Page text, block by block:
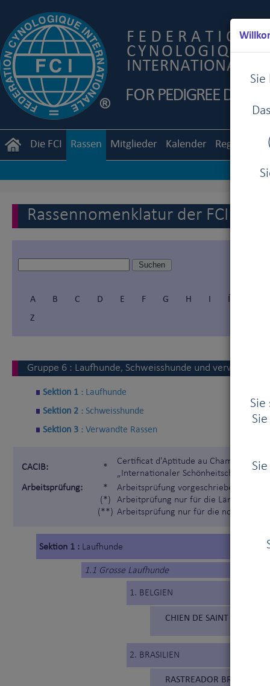
Sie
Sie
Die FCI Rassen Mitglieder Kalender Reglemente
Rassennomenklatur der FCI
A B C D E F G H I Í
Z
Gruppe 6 : Laufhunde, Schweisshunde und verwandte
Sektion 1 : Laufhunde
Sektion 2 : Schweisshunde
Sektion 3 : Verwandte Rassen
CACIB: *
Certificat d'Aptitude au Championnat
„Internationaler Schönheitschampion“)
Arbeitsprüfung:
*
(*)
(**)
Arbeitsprüfung vorgeschrieben
Arbeitprüfung nur für die Länder, die
Arbeitsprüfung nur für die nordischen
Sektion 1 : Laufhunde
1.1 Grosse Laufhunde
1. BELGIEN
CHIEN DE SAINT HUBERT
2. BRASILIEN
RASTREADOR